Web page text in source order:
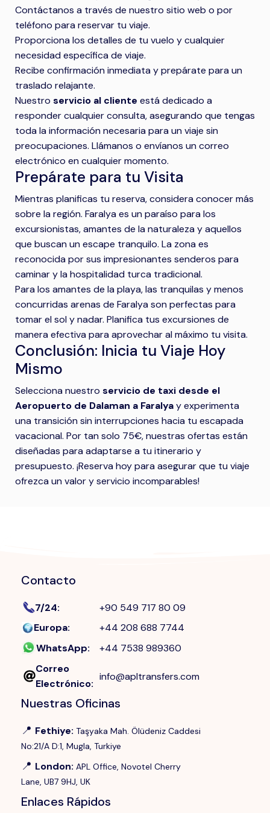
Contáctanos a través de nuestro sitio web o por
teléfono para reservar tu viaje.
Proporciona los detalles de tu vuelo y cualquier
necesidad específica de viaje.
Recibe confirmación inmediata y prepárate para un
traslado relajante.
Nuestro servicio al cliente está dedicado a
responder cualquier consulta, asegurando que tengas
toda la información necesaria para un viaje sin
preocupaciones. Llámanos o envíanos un correo
electrónico en cualquier momento.
Prepárate para tu Visita
Mientras planificas tu reserva, considera conocer más
sobre la región. Faralya es un paraíso para los
excursionistas, amantes de la naturaleza y aquellos
que buscan un escape tranquilo. La zona es
reconocida por sus impresionantes senderos para
caminar y la hospitalidad turca tradicional.
Para los amantes de la playa, las tranquilas y menos
concurridas arenas de Faralya son perfectas para
tomar el sol y nadar. Planifica tus excursiones de
manera efectiva para aprovechar al máximo tu visita.
Conclusión: Inicia tu Viaje Hoy
Mismo
Selecciona nuestro servicio de taxi desde el
Aeropuerto de Dalaman a Faralyay experimenta
una transición sin interrupciones hacia tu escapada
vacacional. Por tan solo 75€, nuestras ofertas están
diseñadas para adaptarse a tu itinerario y
presupuesto. ¡Reserva hoy para asegurar que tu viaje
ofrezca un valor y servicio incomparables!
Contacto
7/24:
+90 549 717 80 09
Europa:
+44 208 688 7744
WhatsApp:
+44 7538 989360
Correo
Electrónico:
info@apltransfers.com
Nuestras Oficinas
📍 Fethiye: Taşyaka Mah. Ölüdeniz Caddesi
No:21/A D:1, Mugla, Turkiye
📍 London: APL Office, Novotel Cherry
Lane, UB7 9HJ, UK
Enlaces Rápidos